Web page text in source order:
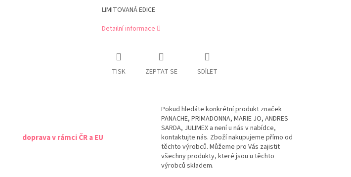
LIMITOVANÁ EDICE
Detailní informace
TISK ZEPTAT SE SDÍLET
doprava v rámci ČR a EU
Pokud hledáte konkrétní produkt značek
PANACHE, PRIMADONNA, MARIE JO, ANDRES
SARDA, JULIMEX a není u nás v nabídce,
kontaktujte nás. Zboží nakupujeme přímo od
těchto výrobců. Můžeme pro Vás zajistit
všechny produkty, které jsou u těchto
výrobců skladem.